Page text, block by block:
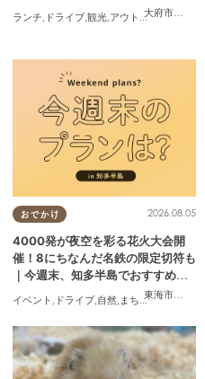
大府市東浦
ランチ, ドライブ,観光,アウトドア , 親子,
知多市 東浦町, 阿久比町,半田市,常滑市 ,
おでかけ
東海市
,大府
2026.08.05
4000発が夜空を彩る花火大会開
催！8にちなんだ名鉄の限定切符も
｜今週末、知多半島でおすすめの
プラン【8/8(土)・9(日)】
イベント ドライブ 自然 まちネタ ,季節ネタ